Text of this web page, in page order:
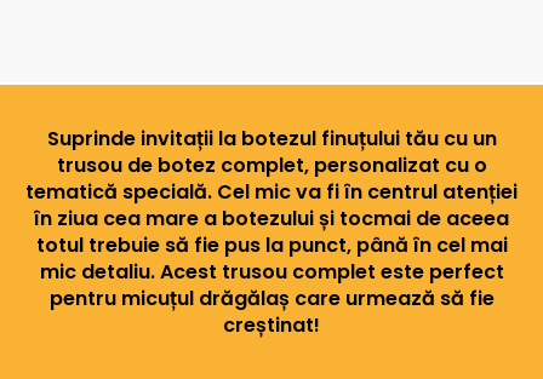
Suprinde invitații la botezul finuțului tău cu un
trusou de botez complet, personalizat cu o
tematică specială. Cel mic va fi în centrul atenției
în ziua cea mare a botezului și tocmai de aceea
totul trebuie să fie pus la punct, până în cel mai
mic detaliu. Acest trusou complet este perfect
pentru micuțul drăgălaș care urmează să fie
creștinat!